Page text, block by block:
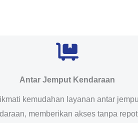
Antar Jemput Kendaraan
kemudahan layanan antar
memberikan akses tanpa